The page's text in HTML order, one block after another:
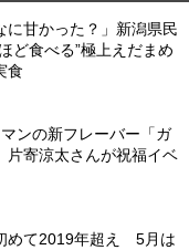
に甘かった？」新潟県民
ど食べる”極上えだまめ
食
ンの新フレーバー「ガ
寄涼太さんが祝福イベ
めて2019年超え 5月は